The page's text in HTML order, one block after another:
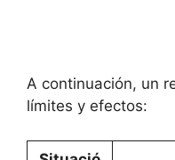
A continuación, un
límites y efectos: